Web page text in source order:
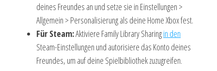
deines Freundes an und setze sie in Einstellungen >
Allgemein > Personalisierung als deine Home Xbox fest.
Für Steam:Aktiviere Family Library Sharingin den
Steam-Einstellungen und autorisiere das Konto deines
Freundes, um auf deine Spielbibliothek zuzugreifen.